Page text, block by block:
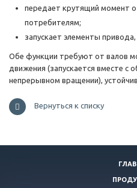
передает крутящий момент
потребителям;
запускает элементы
Обе функции требуют от валов
движения (запускается вместе с
непрерывном вращении),
Вернуться к списку